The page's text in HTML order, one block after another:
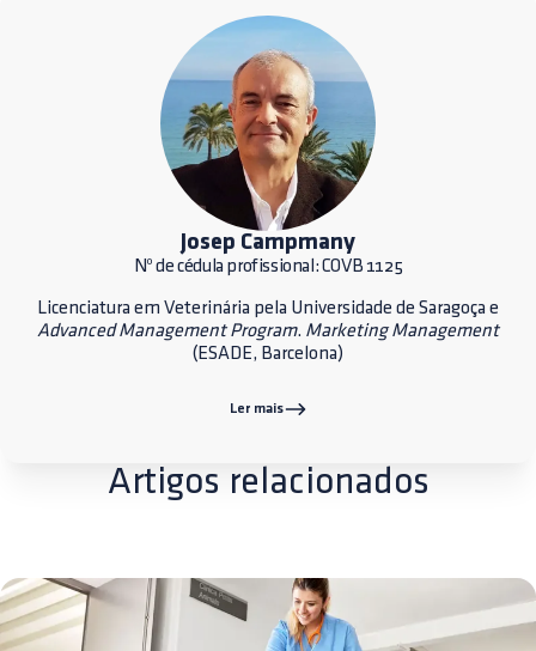
Josep Campmany
Nº de cédula profissional: COVB 1125
Licenciatura em Veterinária pela Universidade de Saragoça e
Advanced Management Program. Marketing Management
(ESADE, Barcelona)
Ler mais
Artigos relacionados